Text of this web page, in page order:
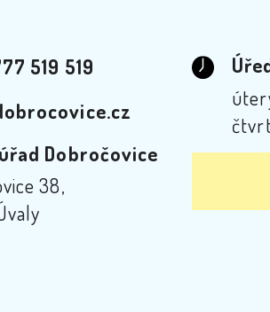
519 519
Dobročovice
38,